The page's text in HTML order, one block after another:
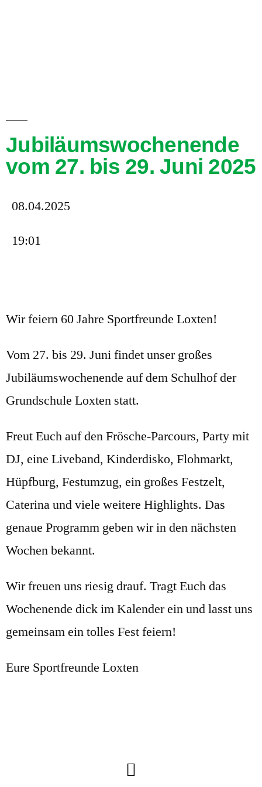
Jubiläumswochenende
vom 27. bis 29. Juni 2025
08.04.2025
19:01
Wir feiern 60 Jahre Sportfreunde Loxten!
Vom 27. bis 29. Juni findet unser großes
Jubiläumswochenende auf dem Schulhof der
Grundschule Loxten statt.
Freut Euch auf den Frösche-Parcours, Party mit
DJ, eine Liveband, Kinderdisko, Flohmarkt,
Hüpfburg, Festumzug, ein großes Festzelt,
Caterina und viele weitere Highlights. Das
genaue Programm geben wir in den nächsten
Wochen bekannt.
Wir freuen uns riesig drauf. Tragt Euch das
Wochenende dick im Kalender ein und lasst uns
gemeinsam ein tolles Fest feiern!
Eure Sportfreunde Loxten